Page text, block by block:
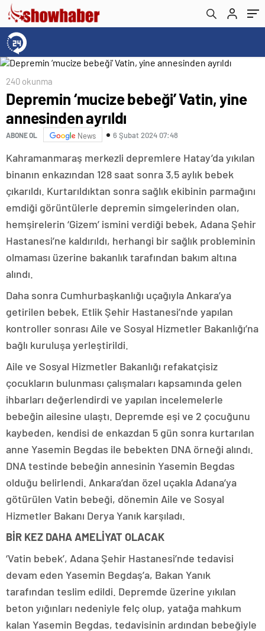
240 okunma
Depremin ‘mucize bebeği’ Vatin, yine
annesinden ayrıldı
ABONE OL News 6 Şubat 2024 07:48
Kahramanmaraş merkezli depremlere Hatay’da yıkılan
binanın enkazından 128 saat sonra 3,5 aylık bebek
çıkarıldı. Kurtarıldıktan sonra sağlık ekibinin parmağını
emdiği görüntülerle depremin simgelerinden olan,
hemşirelerin ‘Gizem’ ismini verdiği bebek, Adana Şehir
Hastanesi’ne kaldırıldı, herhangi bir sağlık probleminin
olmaması üzerine bakanlık tarafından bakım altına
alındı.
Daha sonra Cumhurbaşkanlığı uçağıyla Ankara’ya
getirilen bebek, Etlik Şehir Hastanesi’nde yapılan
kontroller sonrası Aile ve Sosyal Hizmetler Bakanlığı’na
bağlı kuruluşa yerleştirildi.
Aile ve Sosyal Hizmetler Bakanlığı refakatçisiz
çocukların bulunması çalışmaları kapsamında gelen
ihbarları değerlendirdi ve yapılan incelemelerle
bebeğin ailesine ulaştı. Depremde eşi ve 2 çocuğunu
kaybeden, kendisi de enkazdan 5 gün sonra kurtarılan
anne Yasemin Begdas ile bebekten DNA örneği alındı.
DNA testinde bebeğin annesinin Yasemin Begdas
olduğu belirlendi. Ankara’dan özel uçakla Adana’ya
götürülen Vatin bebeği, dönemin Aile ve Sosyal
Hizmetler Bakanı Derya Yanık karşıladı.
BİR KEZ DAHA AMELİYAT OLACAK
‘Vatin bebek’, Adana Şehir Hastanesi’nde tedavisi
devam eden Yasemin Begdaş’a, Bakan Yanık
tarafından teslim edildi. Depremde üzerine yıkılan
beton yığınları nedeniyle felç olup, yatağa mahkum
kalan Yasemin Begdas, tedavisinin ardından bebeğiyle